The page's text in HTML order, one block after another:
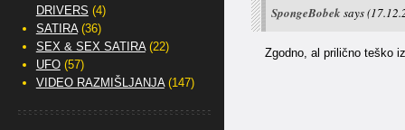
SpongeBobek says
Zgodno, al prilično teško
DRIVERS (4)
SATIRA(36)
SEX & SEX SATIRA(22)
UFO(57)
VIDEO RAZMIŠLJANJA(147)